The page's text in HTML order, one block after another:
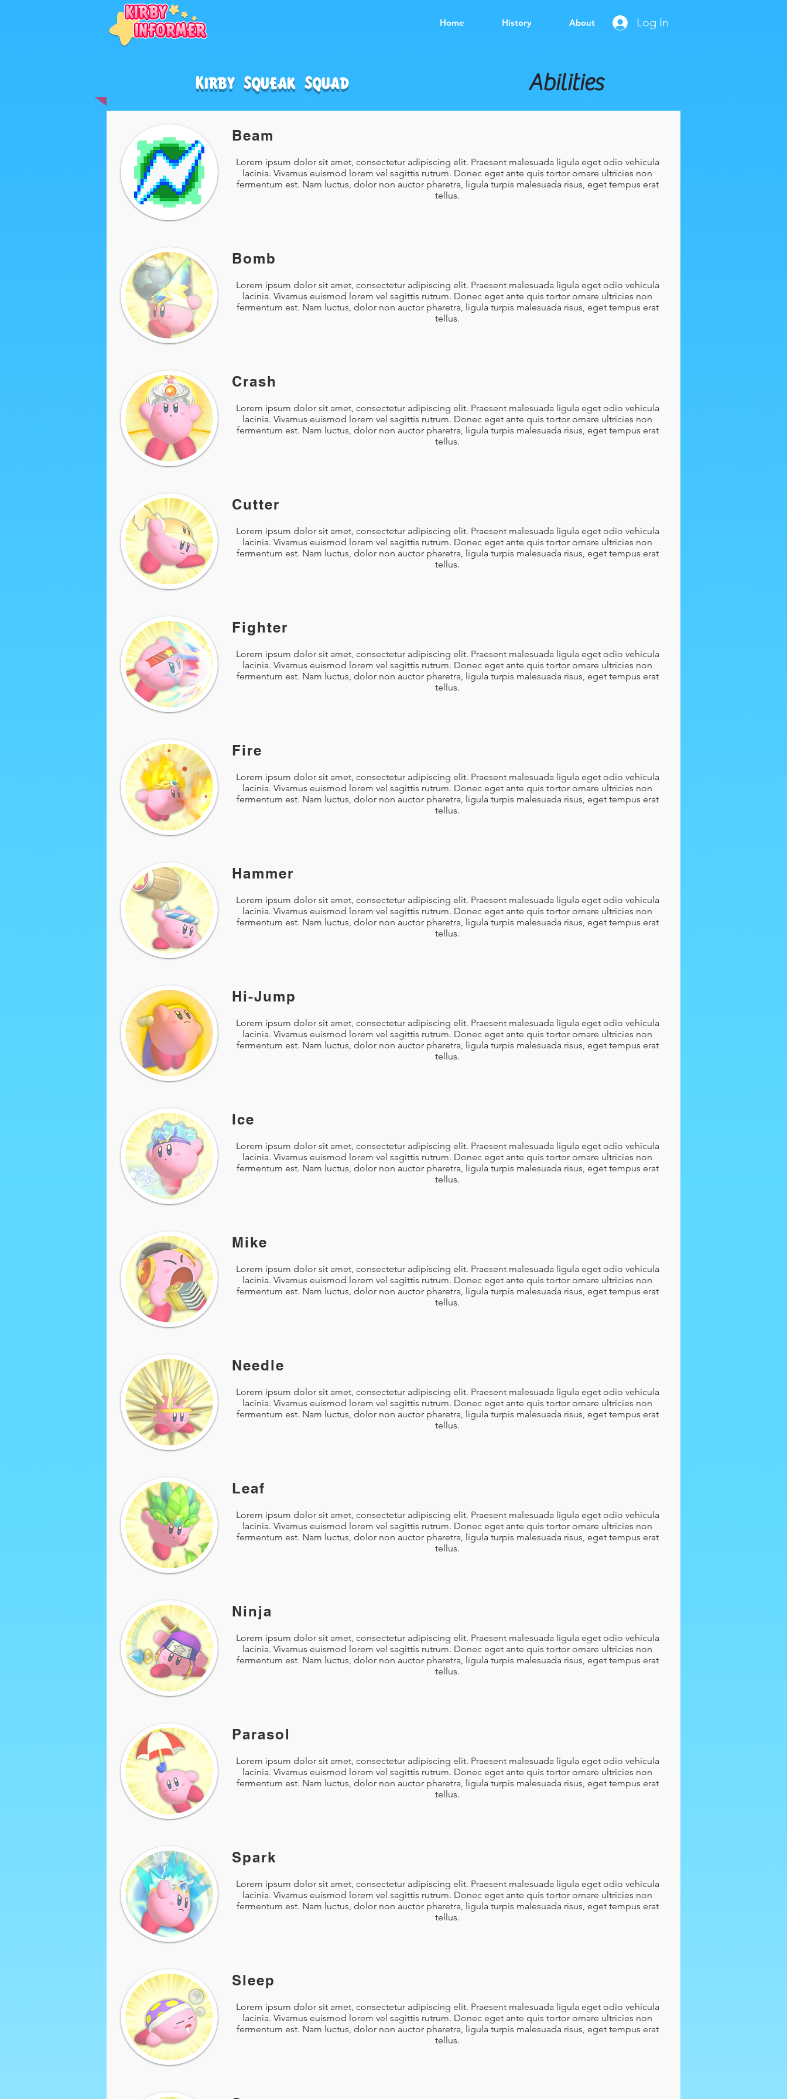
Log In
Home History About
Kirby Squeak Squad Abilities
Beam
Lorem ipsum dolor sit amet, consectetur adipiscing elit. Praesent malesuada ligula eget odio vehicula
lacinia. Vivamus euismod lorem vel sagittis rutrum. Donec eget ante quis tortor ornare ultricies non
fermentum est. Nam luctus, dolor non auctor pharetra, ligula turpis malesuada risus, eget tempus erat
tellus.
Bomb
Lorem ipsum dolor sit amet, consectetur adipiscing elit. Praesent malesuada ligula eget odio vehicula
lacinia. Vivamus euismod lorem vel sagittis rutrum. Donec eget ante quis tortor ornare ultricies non
fermentum est. Nam luctus, dolor non auctor pharetra, ligula turpis malesuada risus, eget tempus erat
tellus.
Crash
Lorem ipsum dolor sit amet, consectetur adipiscing elit. Praesent malesuada ligula eget odio vehicula
lacinia. Vivamus euismod lorem vel sagittis rutrum. Donec eget ante quis tortor ornare ultricies non
fermentum est. Nam luctus, dolor non auctor pharetra, ligula turpis malesuada risus, eget tempus erat
tellus.
Cutter
Lorem ipsum dolor sit amet, consectetur adipiscing elit. Praesent malesuada ligula eget odio vehicula
lacinia. Vivamus euismod lorem vel sagittis rutrum. Donec eget ante quis tortor ornare ultricies non
fermentum est. Nam luctus, dolor non auctor pharetra, ligula turpis malesuada risus, eget tempus erat
tellus.
Fighter
Lorem ipsum dolor sit amet, consectetur adipiscing elit. Praesent malesuada ligula eget odio vehicula
lacinia. Vivamus euismod lorem vel sagittis rutrum. Donec eget ante quis tortor ornare ultricies non
fermentum est. Nam luctus, dolor non auctor pharetra, ligula turpis malesuada risus, eget tempus erat
tellus.
Fire
Lorem ipsum dolor sit amet, consectetur adipiscing elit. Praesent malesuada ligula eget odio vehicula
lacinia. Vivamus euismod lorem vel sagittis rutrum. Donec eget ante quis tortor ornare ultricies non
fermentum est. Nam luctus, dolor non auctor pharetra, ligula turpis malesuada risus, eget tempus erat
tellus.
Hammer
Lorem ipsum dolor sit amet, consectetur adipiscing elit. Praesent malesuada ligula eget odio vehicula
lacinia. Vivamus euismod lorem vel sagittis rutrum. Donec eget ante quis tortor ornare ultricies non
fermentum est. Nam luctus, dolor non auctor pharetra, ligula turpis malesuada risus, eget tempus erat
tellus.
Hi-Jump
Lorem ipsum dolor sit amet, consectetur adipiscing elit. Praesent malesuada ligula eget odio vehicula
lacinia. Vivamus euismod lorem vel sagittis rutrum. Donec eget ante quis tortor ornare ultricies non
fermentum est. Nam luctus, dolor non auctor pharetra, ligula turpis malesuada risus, eget tempus erat
tellus.
Ice
Lorem ipsum dolor sit amet, consectetur adipiscing elit. Praesent malesuada ligula eget odio vehicula
lacinia. Vivamus euismod lorem vel sagittis rutrum. Donec eget ante quis tortor ornare ultricies non
fermentum est. Nam luctus, dolor non auctor pharetra, ligula turpis malesuada risus, eget tempus erat
tellus.
Mike
Lorem ipsum dolor sit amet, consectetur adipiscing elit. Praesent malesuada ligula eget odio vehicula
lacinia. Vivamus euismod lorem vel sagittis rutrum. Donec eget ante quis tortor ornare ultricies non
fermentum est. Nam luctus, dolor non auctor pharetra, ligula turpis malesuada risus, eget tempus erat
tellus.
Needle
Lorem ipsum dolor sit amet, consectetur adipiscing elit. Praesent malesuada ligula eget odio vehicula
lacinia. Vivamus euismod lorem vel sagittis rutrum. Donec eget ante quis tortor ornare ultricies non
fermentum est. Nam luctus, dolor non auctor pharetra, ligula turpis malesuada risus, eget tempus erat
tellus.
Leaf
Lorem ipsum dolor sit amet, consectetur adipiscing elit. Praesent malesuada ligula eget odio vehicula
lacinia. Vivamus euismod lorem vel sagittis rutrum. Donec eget ante quis tortor ornare ultricies non
fermentum est. Nam luctus, dolor non auctor pharetra, ligula turpis malesuada risus, eget tempus erat
tellus.
Ninja
Lorem ipsum dolor sit amet, consectetur adipiscing elit. Praesent malesuada ligula eget odio vehicula
lacinia. Vivamus euismod lorem vel sagittis rutrum. Donec eget ante quis tortor ornare ultricies non
fermentum est. Nam luctus, dolor non auctor pharetra, ligula turpis malesuada risus, eget tempus erat
tellus.
Parasol
Lorem ipsum dolor sit amet, consectetur adipiscing elit. Praesent malesuada ligula eget odio vehicula
lacinia. Vivamus euismod lorem vel sagittis rutrum. Donec eget ante quis tortor ornare ultricies non
fermentum est. Nam luctus, dolor non auctor pharetra, ligula turpis malesuada risus, eget tempus erat
tellus.
Spark
Lorem ipsum dolor sit amet, consectetur adipiscing elit. Praesent malesuada ligula eget odio vehicula
lacinia. Vivamus euismod lorem vel sagittis rutrum. Donec eget ante quis tortor ornare ultricies non
fermentum est. Nam luctus, dolor non auctor pharetra, ligula turpis malesuada risus, eget tempus erat
tellus.
Sleep
Lorem ipsum dolor sit amet, consectetur adipiscing elit. Praesent malesuada ligula eget odio vehicula
lacinia. Vivamus euismod lorem vel sagittis rutrum. Donec eget ante quis tortor ornare ultricies non
fermentum est. Nam luctus, dolor non auctor pharetra, ligula turpis malesuada risus, eget tempus erat
tellus.